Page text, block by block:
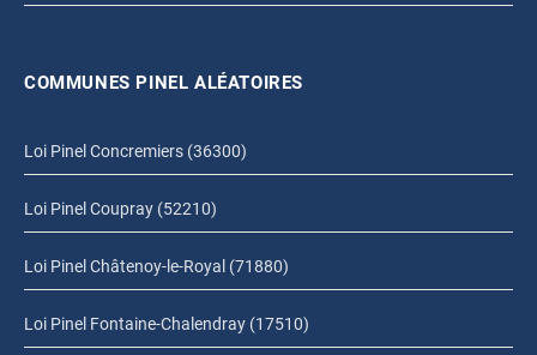
COMMUNES PINEL ALÉATOIRES
Loi Pinel Concremiers (36300)
Loi Pinel Coupray (52210)
Loi Pinel Châtenoy-le-Royal (71880)
Loi Pinel Fontaine-Chalendray (17510)